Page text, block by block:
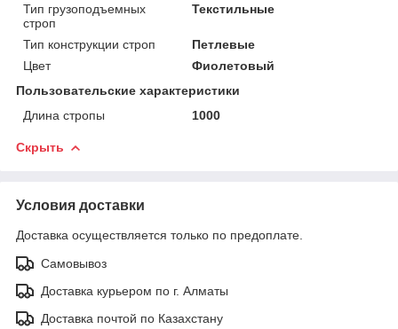
Тип грузоподъемных
строп
Текстильные
Тип конструкции строп
Петлевые
Цвет
Фиолетовый
Пользовательские характеристики
Длина стропы
1000
Скрыть
Условия доставки
Доставка осуществляется только по предоплате.
Самовывоз
Доставка курьером по г. Алматы
Доставка почтой по Казахстану